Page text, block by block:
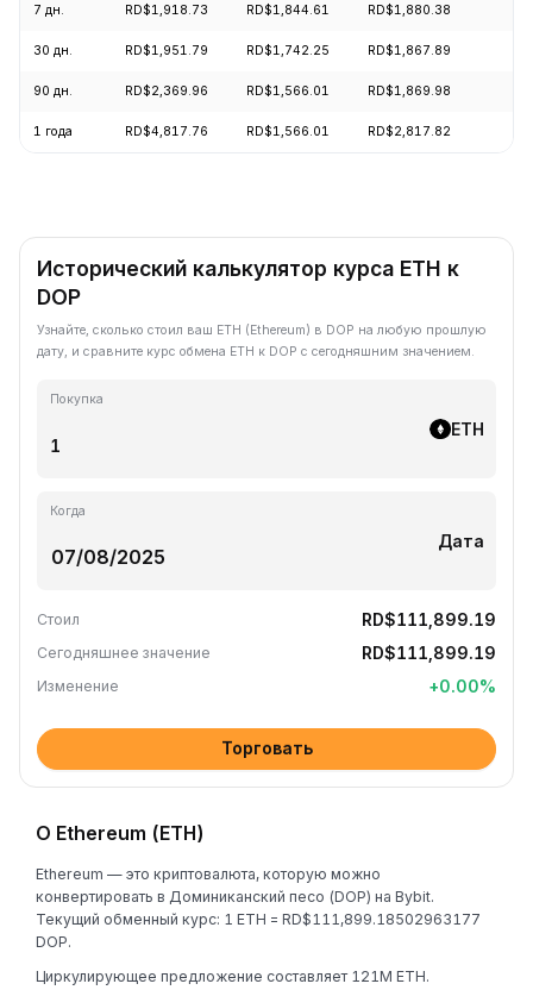
7 дн. RD$1,918.73 RD$1,844.61 RD$1,880.38
30 дн. RD$1,951.79 RD$1,742.25 RD$1,867.89
90 дн. RD$2,369.96 RD$1,566.01 RD$1,869.98
1 года RD$4,817.76 RD$1,566.01 RD$2,817.82
Исторический калькулятор курса ETH к
DOP
Узнайте, сколько стоил ваш ETH (Ethereum) в DOP на любую прошлую
дату, и сравните курс обмена ETH к DOP с сегодняшним значением.
Покупка
ETH
Когда
Дата
Стоил RD$111,899.19
Сегодняшнее значение RD$111,899.19
Изменение +0.00%
Торговать
О Ethereum (ETH)
Ethereum — это криптовалюта, которую можно
конвертировать в Доминиканский песо (DOP) на Bybit.
Текущий обменный курс: 1 ETH = RD$111,899.18502963177
DOP.
Циркулирующее предложение составляет 121M ETH.